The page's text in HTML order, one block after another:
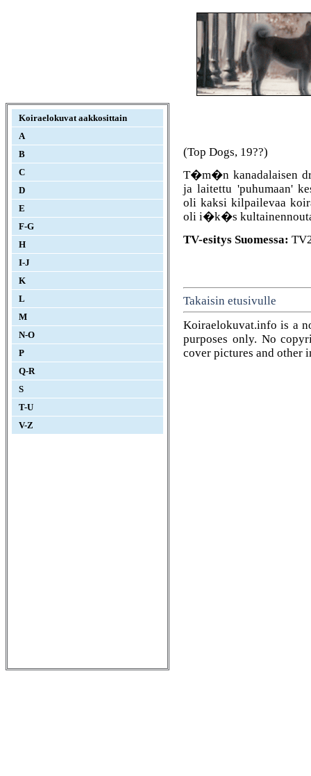
Koiraelokuvat aakkosittain
A
B
C
D
E
F-G
H
I-J
K
L
M
N-O
P
Q-R
S
T-U
V-Z
(Top Dogs, 19??)
T�m�n kanadalaisen
ja laitettu 'puhumaan'
oli kaksi kilpailevaa
oli i�k�s
TV-esitys Suomessa:
Takaisin etusivulle
Koiraelokuvat.info is a
purposes only. No
cover pictures and other